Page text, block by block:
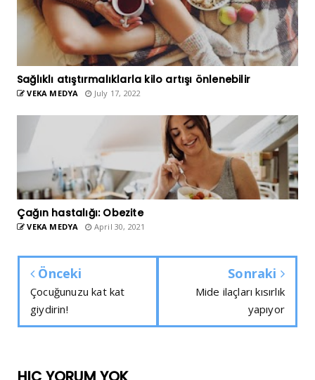
Sağlıklı atıştırmalıklarla kilo artışı önlenebilir
VEKA MEDYA July 17, 2022
Çağın hastalığı: Obezite
VEKA MEDYA April 30, 2021
Önceki
Çocuğunuzu kat kat
giydirin!
Sonraki
Mide ilaçları kısırlık
yapıyor